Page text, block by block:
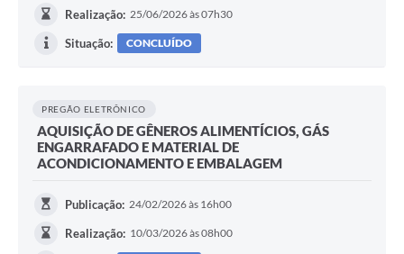
Realização: 25/06/2026 às 07h30
Situação: CONCLUÍDO
PREGÃO ELETRÔNICO
AQUISIÇÃO DE GÊNEROS ALIMENTÍCIOS, GÁS
ENGARRAFADO E MATERIAL DE
ACONDICIONAMENTO E EMBALAGEM
Publicação: 24/02/2026 às 16h00
Realização: 10/03/2026 às 08h00